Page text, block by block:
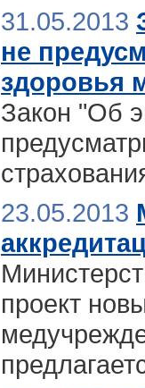
31.05.2013
не
здоровья
Закон "Об
23.05.2013
проект